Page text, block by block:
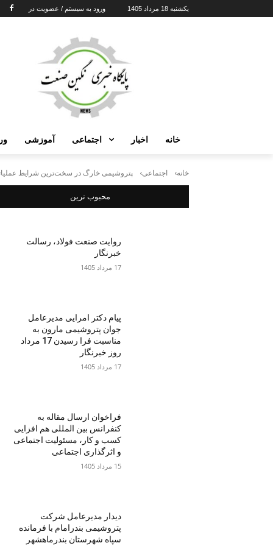
یکشنبه 18 مرداد 1405 ورود به سیستم / عضویت در
خانه اخبار اجتماعی آموزشی
خانه اجتماعی
پتروشیمی خارگ در سخت‌ترین شرایط عملیاتی به سود
محبوب ترین
روایت صنعت فولاد،‌ رسالت
خبرنگار
17 مرداد 1405
پیام دکتر امرایی مدیرعامل
جوان پتروشیمی مارون به
مناسبت فرا رسیدن 17 مرداد
روز خبرنگار
17 مرداد 1405
فراخوان ارسال مقاله به
کنفرانس بین المللی هم افزایی
کسب و کار، مسئولیت اجتماعی
و اثرگذاری اجتماعی
15 مرداد 1405
دیدار مدیرعامل شرکت
پتروشیمی بندرامام با فرمانده
سپاه شهرستان بندرماهشهر